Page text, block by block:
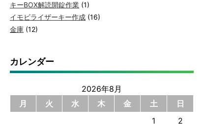
キーBOX解読開錠作業 (1)
イモビライザーキー作成 (16)
金庫 (12)
カレンダー
2026年8月
月
火 水 木 金 土
日
1
2